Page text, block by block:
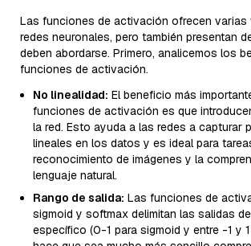
Las funciones de activación ofrecen varias
redes neuronales, pero también presentan
deben abordarse. Primero, analicemos los
funciones de activación.
No linealidad: El beneficio más
funciones de activación es que
la red. Esto ayuda a las redes a capturar
lineales en los datos y es ideal para
reconocimiento de imágenes y la
lenguaje natural.
Rango de salida: Las funciones de
sigmoid y softmax delimitan las salidas
específico (0-1 para sigmoid y entre -1 y